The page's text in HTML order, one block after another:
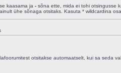
kaasama ja - sõna ette, mida ei tohi otsingusse
ühe sõnaga otsitaks. Kasuta * wildcardina
otsitakse automaatselt, kui sa seda